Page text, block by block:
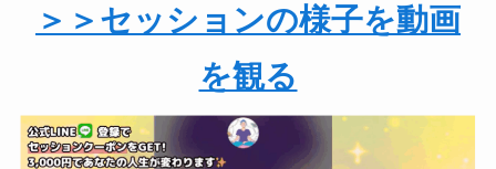
＞＞セッションの様子を動画
を観る